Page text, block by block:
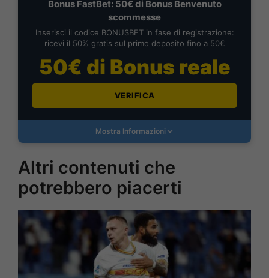
Bonus FastBet: 50€ di Bonus Benvenuto
scommesse
Inserisci il codice BONUSBET in fase di registrazione:
ricevi il 50% gratis sul primo deposito fino a 50€
50€ di Bonus reale
VERIFICA
Mostra Informazioni
Altri contenuti che
potrebbero piacerti